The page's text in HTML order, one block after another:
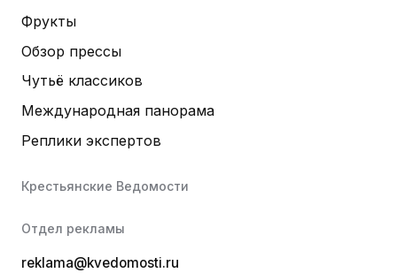
Фрукты
Обзор прессы
Чутьё классиков
Международная панорама
Реплики экспертов
Крестьянские Ведомости
Отдел рекламы
reklama@kvedomosti.ru